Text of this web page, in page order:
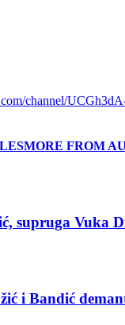
channel/
MORE FROM
supruga Vuka
i Bandić